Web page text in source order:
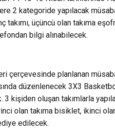
2 kategoride yapılacak
takımı, üçüncü olan takıma
bilgi alınabilecek.
çerçevesinde planlanan
düzenlenecek 3X3
3 kişiden oluşan takımlarla
olan takıma bisiklet, ikinci
edilecek.